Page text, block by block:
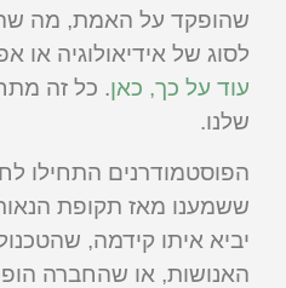
שהופקד על האמת, מה
לסוג של אידיאולוגיה או
עוד על כך, כאן. כל זה
שלנו.
הפוסטמודרנים התחילו
ששמענו מאז תקופת
יביא איתו קידמה,
האנושות, או שהחברה